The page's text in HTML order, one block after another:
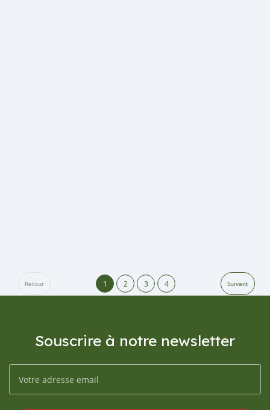
Retour 1 2 3 4 Suivant
Souscrire à notre newsletter